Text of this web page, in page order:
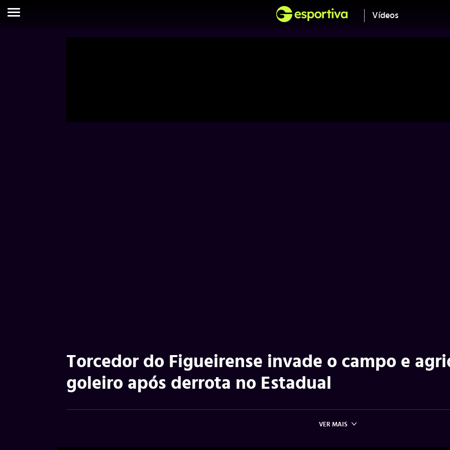
Vídeos
Torcedor do Figueirense invade o campo e
goleiro após derrota no Estadual
VER MAIS